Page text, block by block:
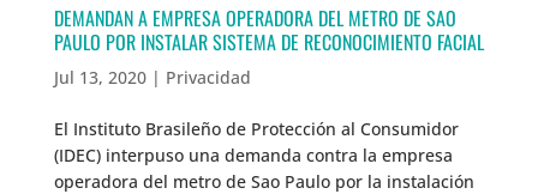
DEMANDAN A EMPRESA OPERADORA DEL METRO DE SAO
PAULO POR INSTALAR SISTEMA DE RECONOCIMIENTO FACIAL
Jul 13, 2020| Privacidad
El Instituto Brasileño de Protección al Consumidor
(IDEC) interpuso una demanda contra la empresa
operadora del metro de Sao Paulo por la instalación